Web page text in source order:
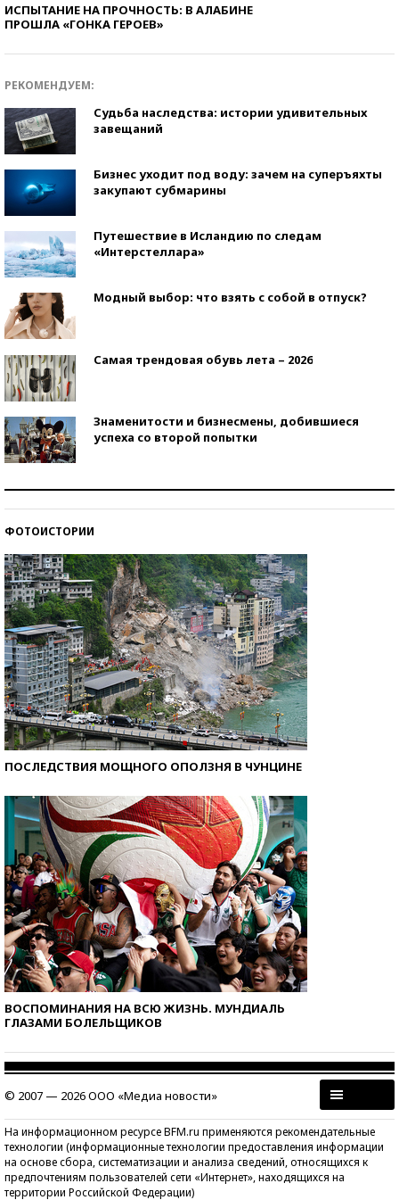
ИСПЫТАНИЕ НА ПРОЧНОСТЬ: В АЛАБИНЕ
ПРОШЛА «ГОНКА ГЕРОЕВ»
РЕКОМЕНДУЕМ:
Судьба наследства: истории удивительных
завещаний
Бизнес уходит под воду: зачем на суперъяхты
закупают субмарины
Путешествие в Исландию по следам
«Интерстеллара»
Модный выбор: что взять с собой в отпуск?
Самая трендовая обувь лета – 2026
Знаменитости и бизнесмены, добившиеся
успеха со второй попытки
ФОТОИСТОРИИ
ПОСЛЕДСТВИЯ МОЩНОГО ОПОЛЗНЯ В ЧУНЦИНЕ
ВОСПОМИНАНИЯ НА ВСЮ ЖИЗНЬ. МУНДИАЛЬ
ГЛАЗАМИ БОЛЕЛЬЩИКОВ
© 2007 — 2026 ООО «Медиа новости»
На информационном ресурсе BFM.ru применяются рекомендательные
технологии (информационные технологии предоставления информации
на основе сбора, систематизации и анализа сведений, относящихся к
предпочтениям пользователей сети «Интернет», находящихся на
территории Российской Федерации)